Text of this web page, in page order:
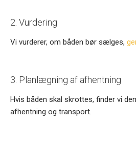
2. Vurdering
Vi vurderer, om båden bør sælges,
3. Planlægning af afhentning
Hvis båden skal skrottes, finder vi
afhentning og transport.